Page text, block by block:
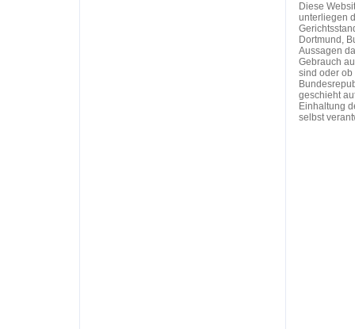
Diese
unterliegen
Dortmund,
Aussagen
Gebrauch
sind oder ob
geschieht
Einhaltung
selbst